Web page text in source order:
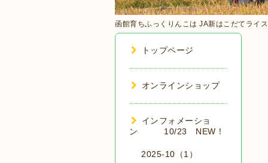
函館育ちふっくりんこは JA新はこだてラ
トップページ
オンラインショップ
インフォメーショ
ン 10/23 NEW！
2025-10（1）